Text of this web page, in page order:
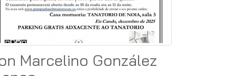
Marcelino González